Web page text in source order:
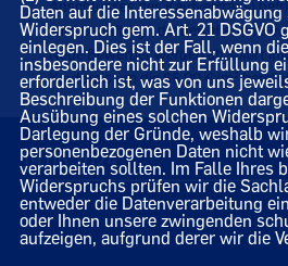
Abschlusses des Kaufvertrags)
wird beauftragt, die betroffenen
Neue Bewerber werden ab sofort
Kaufpreis um die 65,00 €/m²
19.06.2024
Daten auf die
Widerspruch gem. Art. 21 DSGVO
einlegen. Dies ist der Fall, wenn
insbesondere nicht zur Erfüllung
erforderlich ist, was von uns
Beschreibung der Funktionen
Ausübung eines solchen
Darlegung der Gründe, weshalb
personenbezogenen Daten nicht
verarbeiten sollten. Im Falle Ihres
Widerspruchs prüfen wir die
entweder die Datenverarbeitung
oder Ihnen unsere zwingenden
aufzeigen, aufgrund derer wir die